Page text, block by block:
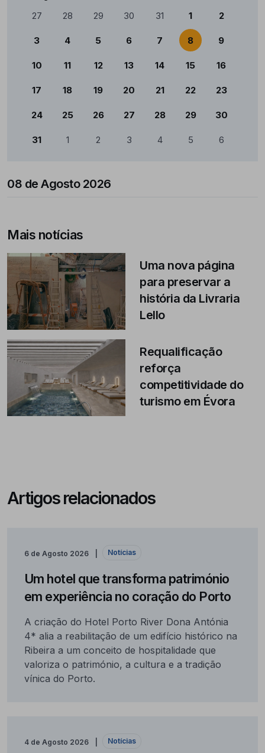
Calendário
27 28 29 30 31 1 2
3 4 5 6 7 8 9
10 11 12 13 14 15 16
17 18 19 20 21 22 23
24 25 26 27 28 29 30
31 1 2 3 4 5 6
08 de Agosto 2026
Mais notícias
Uma nova página
para preservar a
história da Livraria
Lello
Requalificação
reforça
competitividade do
turismo em Évora
Artigos relacionados
6 de Agosto 2026 Notícias
Um hotel que transforma património
em experiência no coração do Porto
A criação do Hotel Porto River Dona Antónia
4* alia a reabilitação de um edifício histórico na
Ribeira a um conceito de hospitalidade que
valoriza o património, a cultura e a tradição
vínica do Porto.
4 de Agosto 2026 Notícias